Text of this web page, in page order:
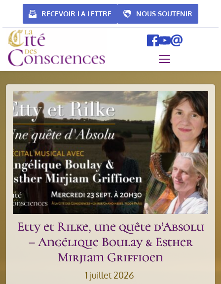
contenu
RECEVOIR LA LETTRE NOUS SOUTENIR
Etty et Rilke, une quête d’Absolu
– Angélique Boulay & Esther
Mirjiam Griffioen
1 juillet 2026